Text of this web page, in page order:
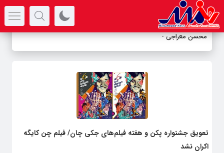
محسن معراجی «ما_
تعویق جشنواره پکن و هفته فیلم‌های جکی چان/ فیلم چن کایگه
اکران نشد